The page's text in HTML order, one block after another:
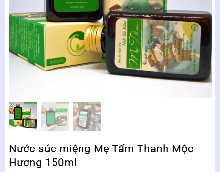
Nước súc miệng Mẹ Tấm Thanh Mộc
Hương 150ml